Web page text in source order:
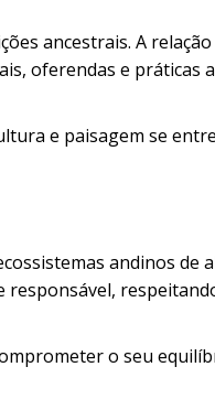
ancestrais. A relação
oferendas e práticas
e paisagem se
andinos de
responsável,
o seu